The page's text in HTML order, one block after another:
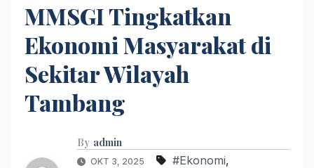
MMSGI Tingkatkan
Ekonomi Masyarakat di
Sekitar Wilayah
Tambang
By admin
OKT 3, 2025 #Ekonomi,